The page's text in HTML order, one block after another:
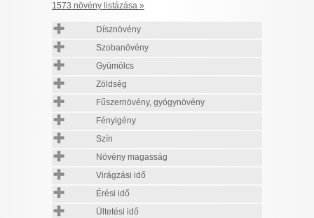
1573 növény listázása »
Dísznövény
Szobanövény
Gyümölcs
Zöldség
Fűszernövény, gyógynövény
Fényigény
Szín
Növény magasság
Virágzási idő
Érési idő
Ültetési idő